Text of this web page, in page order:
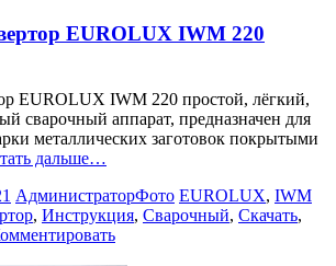
EUROLUX IWM 220
EUROLUX IWM 220 простой, лёгкий,
сварочный аппарат, предназначен для
металлических заготовок покрытыми
дальше…
АдминистраторФото EUROLUX, IWM
, Инструкция, Сварочный, Скачать,